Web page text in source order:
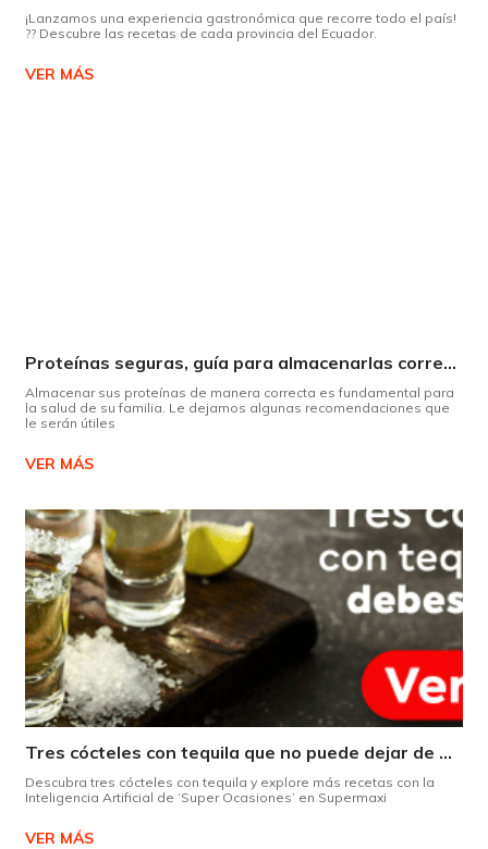
¡Lanzamos una experiencia gastronómica que recorre todo el país!
?? Descubre las recetas de cada provincia del Ecuador.
VER MÁS
Proteínas seguras, guía para almacenarlas correctamente Copiar
Almacenar sus proteínas de manera correcta es fundamental para
la salud de su familia. Le dejamos algunas recomendaciones que
le serán útiles
VER MÁS
Tres cócteles con tequila que no puede dejar de probar gracias a nuestra IA.
Descubra tres cócteles con tequila y explore más recetas con la
Inteligencia Artificial de ‘Super Ocasiones’ en Supermaxi
VER MÁS